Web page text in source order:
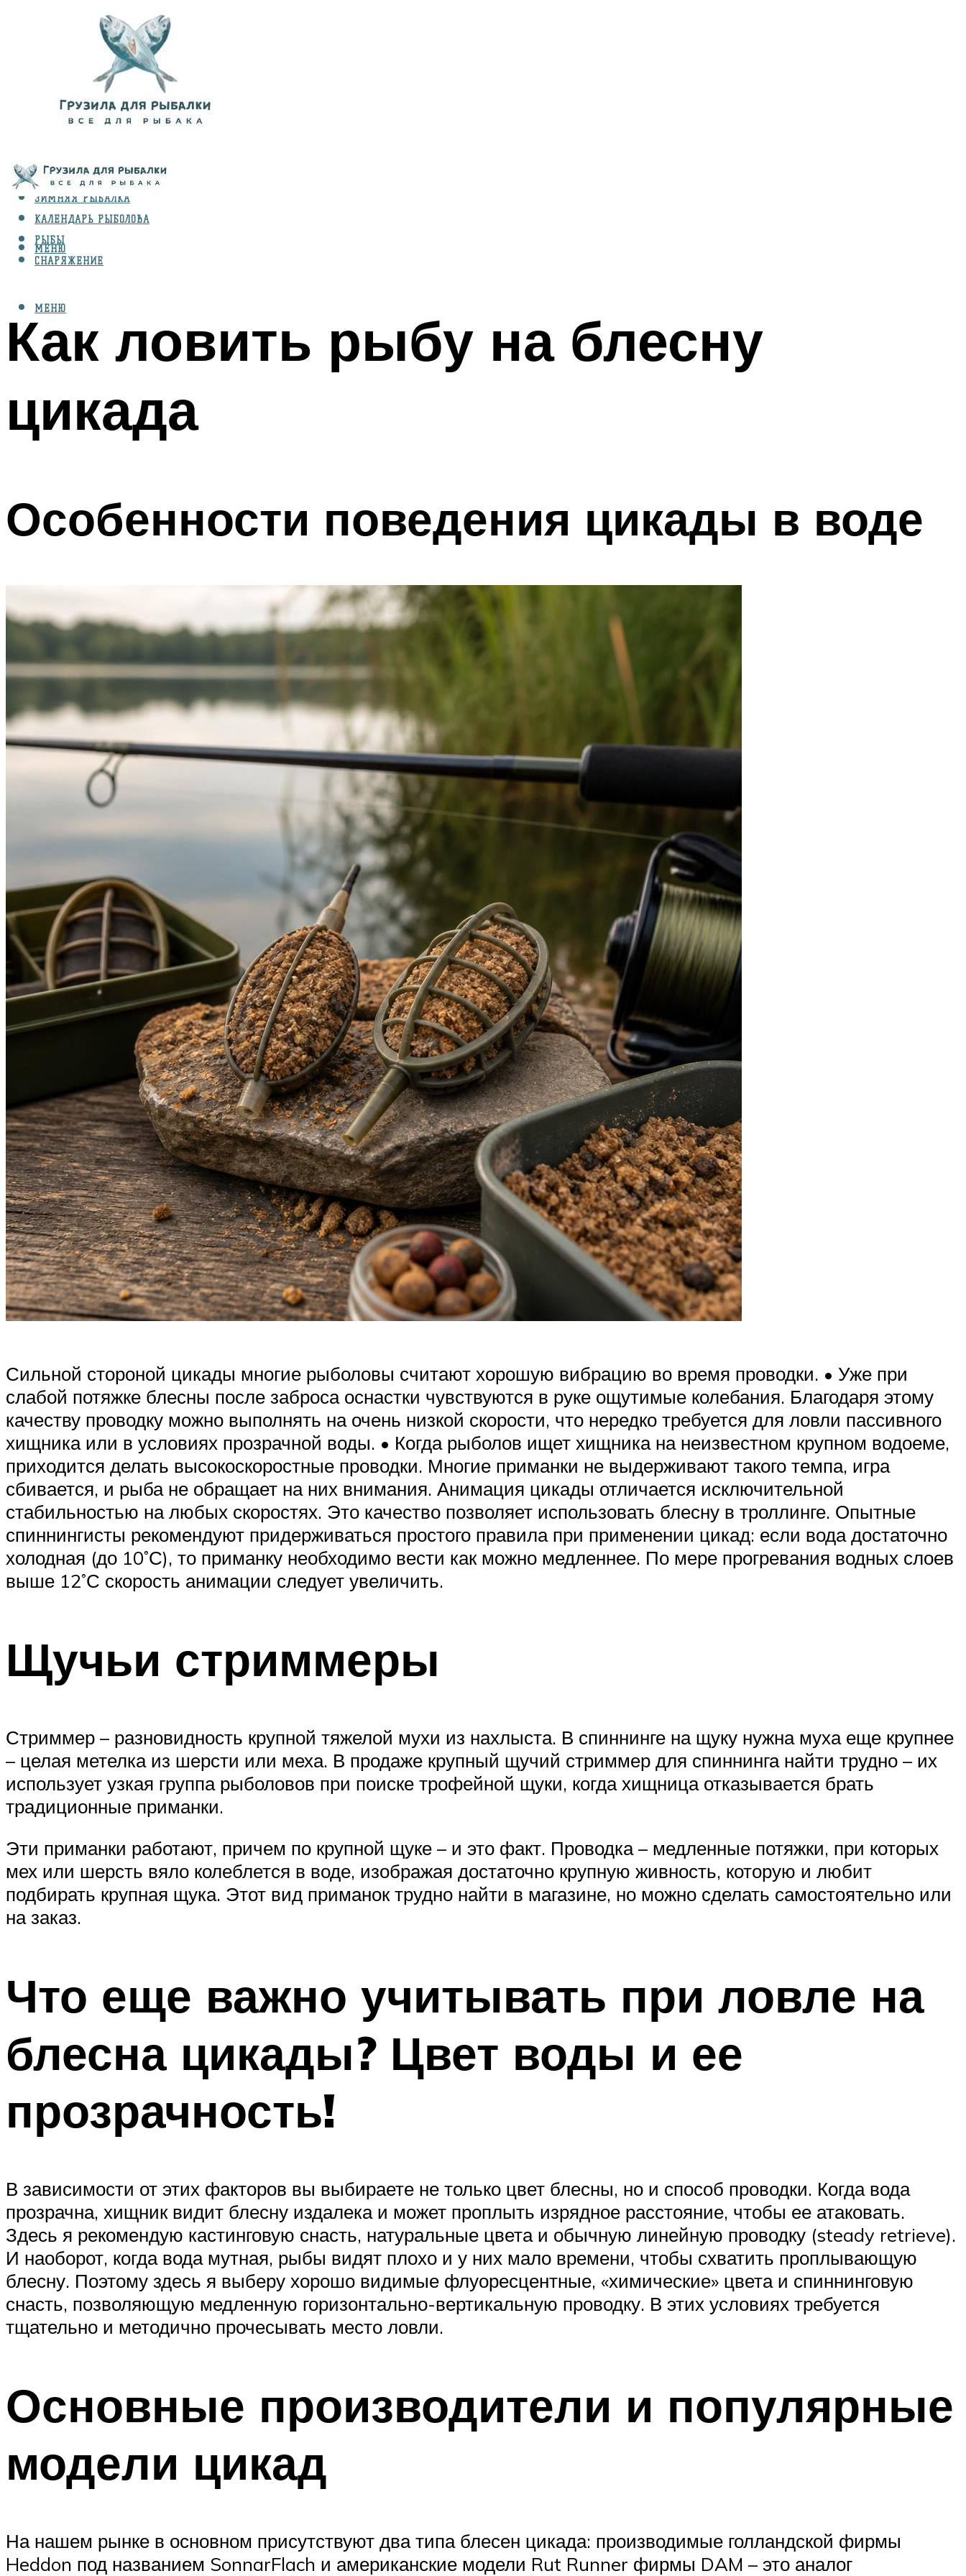
ВИДЫ ЛОВЛИ
ЗИМНЯЯ РЫБАЛКА
КАЛЕНДАРЬ РЫБОЛОВА
РЫБЫ
СНАРЯЖЕНИЕ
МЕНЮ
МЕНЮ
Как ловить рыбу на блесну
цикада
Особенности поведения цикады в воде
Сильной стороной цикады многие рыболовы считают хорошую вибрацию во время проводки. • Уже при
слабой потяжке блесны после заброса оснастки чувствуются в руке ощутимые колебания. Благодаря этому
качеству проводку можно выполнять на очень низкой скорости, что нередко требуется для ловли пассивного
хищника или в условиях прозрачной воды. • Когда рыболов ищет хищника на неизвестном крупном водоеме,
приходится делать высокоскоростные проводки. Многие приманки не выдерживают такого темпа, игра
сбивается, и рыба не обращает на них внимания. Анимация цикады отличается исключительной
стабильностью на любых скоростях. Это качество позволяет использовать блесну в троллинге. Опытные
спиннингисты рекомендуют придерживаться простого правила при применении цикад: если вода достаточно
холодная (до 10˚С), то приманку необходимо вести как можно медленнее. По мере прогревания водных слоев
выше 12˚С скорость анимации следует увеличить.
Щучьи стриммеры
Стриммер – разновидность крупной тяжелой мухи из нахлыста. В спиннинге на щуку нужна муха еще крупнее
– целая метелка из шерсти или меха. В продаже крупный щучий стриммер для спиннинга найти трудно – их
использует узкая группа рыболовов при поиске трофейной щуки, когда хищница отказывается брать
традиционные приманки.
Эти приманки работают, причем по крупной щуке – и это факт. Проводка – медленные потяжки, при которых
мех или шерсть вяло колеблется в воде, изображая достаточно крупную живность, которую и любит
подбирать крупная щука. Этот вид приманок трудно найти в магазине, но можно сделать самостоятельно или
на заказ.
Что еще важно учитывать при ловле на
блесна цикады? Цвет воды и ее
прозрачность!
В зависимости от этих факторов вы выбираете не только цвет блесны, но и способ проводки. Когда вода
прозрачна, хищник видит блесну издалека и может проплыть изрядное расстояние, чтобы ее атаковать.
Здесь я рекомендую кастинговую снасть, натуральные цвета и обычную линейную проводку (steady retrieve).
И наоборот, когда вода мутная, рыбы видят плохо и у них мало времени, чтобы схватить проплывающую
блесну. Поэтому здесь я выберу хорошо видимые флуоресцентные, «химические» цвета и спиннинговую
снасть, позволяющую медленную горизонтально-вертикальную проводку. В этих условиях требуется
тщательно и методично прочесывать место ловли.
Основные производители и популярные
модели цикад
На нашем рынке в основном присутствуют два типа блесен цикада: производимые голландской фирмы
Heddon под названием SonnarFlach и американские модели Rut Runner фирмы DAM – это аналог